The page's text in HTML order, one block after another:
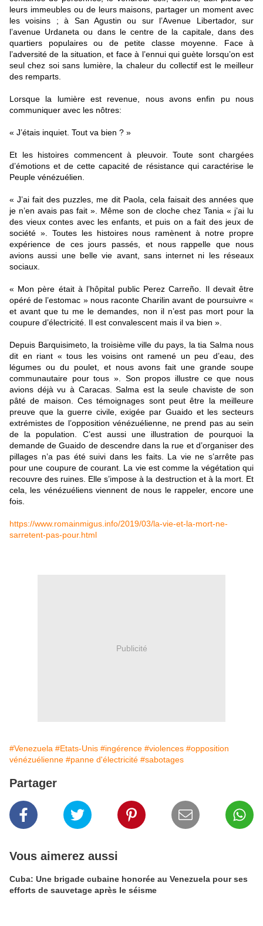
leurs immeubles ou de leurs maisons, partager un moment avec
les voisins ; à San Agustin ou sur l’Avenue Libertador, sur
l’avenue Urdaneta ou dans le centre de la capitale, dans des
quartiers populaires ou de petite classe moyenne. Face à
l’adversité de la situation, et face à l’ennui qui guète lorsqu’on est
seul chez soi sans lumière, la chaleur du collectif est le meilleur
des remparts.
Lorsque la lumière est revenue, nous avons enfin pu nous
communiquer avec les nôtres:
« J’étais inquiet. Tout va bien ? »
Et les histoires commencent à pleuvoir. Toute sont chargées
d’émotions et de cette capacité de résistance qui caractérise le
Peuple vénézuélien.
« J’ai fait des puzzles, me dit Paola, cela faisait des années que
je n’en avais pas fait ». Même son de cloche chez Tania « j’ai lu
des vieux contes avec les enfants, et puis on a fait des jeux de
société ». Toutes les histoires nous ramènent à notre propre
expérience de ces jours passés, et nous rappelle que nous
avions aussi une belle vie avant, sans internet ni les réseaux
sociaux.
« Mon père était à l’hôpital public Perez Carreño. Il devait être
opéré de l’estomac » nous raconte Charilin avant de poursuivre «
et avant que tu me le demandes, non il n’est pas mort pour la
coupure d’électricité. Il est convalescent mais il va bien ».
Depuis Barquisimeto, la troisième ville du pays, la tia Salma nous
dit en riant « tous les voisins ont ramené un peu d’eau, des
légumes ou du poulet, et nous avons fait une grande soupe
communautaire pour tous ». Son propos illustre ce que nous
avions déjà vu à Caracas. Salma est la seule chaviste de son
pâté de maison. Ces témoignages sont peut être la meilleure
preuve que la guerre civile, exigée par Guaido et les secteurs
extrémistes de l’opposition vénézuélienne, ne prend pas au sein
de la population. C’est aussi une illustration de pourquoi la
demande de Guaido de descendre dans la rue et d’organiser des
pillages n’a pas été suivi dans les faits. La vie ne s’arrête pas
pour une coupure de courant. La vie est comme la végétation qui
recouvre des ruines. Elle s’impose à la destruction et à la mort. Et
cela, les vénézuéliens viennent de nous le rappeler, encore une
fois.
https://www.romainmigus.info/2019/03/la-vie-et-la-mort-ne-
sarretent-pas-pour.html
Publicité
#Venezuela #Etats-Unis #ingérence #violences #opposition
vénézuélienne #panne d'électricité #sabotages
Partager
Vous aimerez aussi
Cuba: Une brigade cubaine honorée au Venezuela pour ses
efforts de sauvetage après le séisme